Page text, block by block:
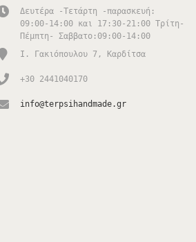
Δευτέρα -Τετάρτη -παρασκευή:
09:00-14:00 και 17:30-21:00 Τρίτη-
Πέμπτη- Σαββατο:09:00-14:00
Ι. Γακιόπουλου 7, Καρδίτσα
+30 2441040170
info@terpsihandmade.gr